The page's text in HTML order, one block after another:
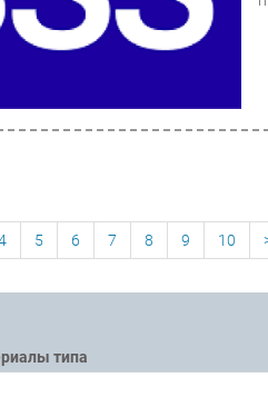
5 6 7 8 9 10
типа